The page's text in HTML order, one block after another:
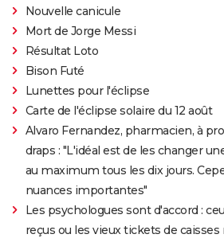
Nouvelle canicule
Mort de Jorge Messi
Résultat Loto
Bison Futé
Lunettes pour l'éclipse
Carte de l'éclipse solaire du 12 août
Alvaro Fernandez, pharmacien, à
draps : "L'idéal est de les changer
au maximum tous les dix jours.
nuances importantes"
Les psychologues sont d'accord :
reçus ou les vieux tickets de